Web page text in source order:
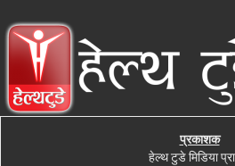
प्रकाशक
हेल्थ टुडे मिडिया